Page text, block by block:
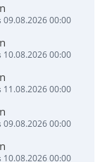
00:00
00:00
00:00
00:00
00:00